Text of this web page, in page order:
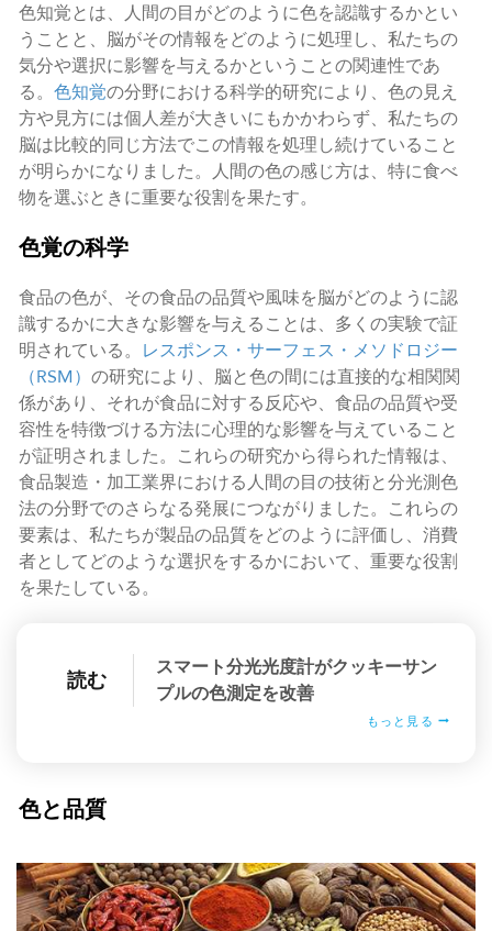
色知覚とは、人間の目がどのように色を認識するかとい
うことと、脳がその情報をどのように処理し、私たちの
気分や選択に影響を与えるかということの関連性であ
る。 色知覚の分野における科学的研究により、色の見え
方や見方には個人差が大きいにもかかわらず、私たちの
脳は比較的同じ方法でこの情報を処理し続けていること
が明らかになりました。人間の色の感じ方は、特に食べ
物を選ぶときに重要な役割を果たす。
色覚の科学
食品の色が、その食品の品質や風味を脳がどのように認
識するかに大きな影響を与えることは、多くの実験で証
明されている。 レスポンス・サーフェス・メソドロジー
（RSM） の研究により、脳と色の間には直接的な相関関
係があり、それが食品に対する反応や、食品の品質や受
容性を特徴づける方法に心理的な影響を与えていること
が証明されました。これらの研究から得られた情報は、
食品製造・加工業界における人間の目の技術と分光測色
法の分野でのさらなる発展につながりました。これらの
要素は、私たちが製品の品質をどのように評価し、消費
者としてどのような選択をするかにおいて、重要な役割
を果たしている。
読む
スマート分光光度計がクッキーサン
プルの色測定を改善
もっと見る
色と品質